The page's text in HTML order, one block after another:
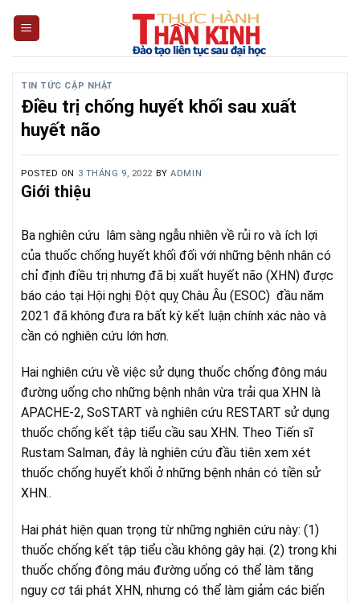
TIN TỨC CẬP NHẬT
Điều trị chống huyết khối sau xuất
huyết não
POSTED ON 3 THÁNG 9, 2022 BYADMIN
Giới thiệu
Ba nghiên cứu lâm sàng ngẫu nhiên về rủi ro và ích lợi
của thuốc chống huyết khối đối với những bệnh nhân có
chỉ định điều trị nhưng đã bị xuất huyết não (XHN) được
báo cáo tại Hội nghị Đột quỵ Châu Âu (ESOC) đầu năm
2021 đã không đưa ra bất kỳ kết luận chính xác nào và
cần có nghiên cứu lớn hơn.
Hai nghiên cứu về việc sử dụng thuốc chống đông máu
đường uống cho những bệnh nhân vừa trải qua XHN là
APACHE-2, SoSTART và nghiên cứu RESTART sử dụng
thuốc chống kết tập tiểu cầu sau XHN. Theo Tiến sĩ
Rustam Salman, đây là nghiên cứu đầu tiên xem xét
thuốc chống huyết khối ở những bệnh nhân có tiền sử
XHN..
Hai phát hiện quan trọng từ những nghiên cứu này: (1)
thuốc chống kết tập tiểu cầu không gây hại. (2) trong khi
thuốc chống đông máu đường uống có thể làm tăng
nguy cơ tái phát XHN, nhưng có thể làm giảm các biến